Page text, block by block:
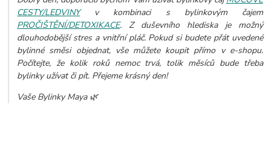
CESTY/LEDVINYv kombinaci s bylinkovým čajem
PROČIŠTĚNÍ/DETOXIKACE. Z duševního hlediska je možný
dlouhodobější stres a vnitřní pláč. Pokud si budete přát uvedené
bylinné směsi objednat, vše můžete koupit přímo v e-shopu.
Počítejte, že kolik roků nemoc trvá, tolik měsíců bude třeba
bylinky užívat či pít. Přejeme krásný den!
Vaše Bylinky Maya 🌿